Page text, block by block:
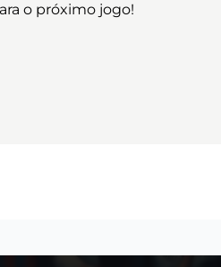
o próximo jogo!